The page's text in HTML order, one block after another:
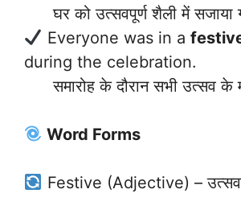
घर को उत्सवपूर्ण शैली में सजाया
Everyone was in a
during the celebration.
समारोह के दौरान सभी उत्सव के
Word Forms
Festive (Adjective) –